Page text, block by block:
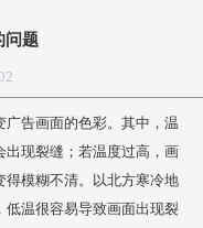
问题
告画面的色彩。其中，温
出现裂缝；若温度过高，画
得模糊不清。以北方寒冷地
低温很容易导致画面出现裂